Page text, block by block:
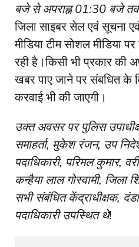
बजे से अपराह्न 01:30 बजे
जिला साइबर सेल एवं सूचना
मीडिया टीम सोशल मीडिया
रही है।किसी भी प्रकार की
खबर पाए जाने पर संबधित के
करवाई भी की जाएगी।
उक्त अवसर पर पुलिस
समाहर्ता, मुकेश रंजन, उप
पदाधिकारी, परिमल कुमार,
कन्हैया लाल गोस्वामी, जिला
सभी संबंधित केंद्राधीक्षक,
पदाधिकारी उपस्थित थे!